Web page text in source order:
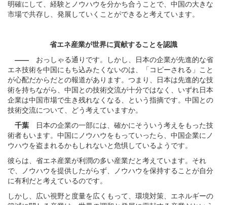
明確にして、経験とノウハウを分かち合うことで、中国の大きな
市場で共存し、発展していくことができると考えています。
省エネ産業が世界に貢献することを認識
―― おっしゃる通りです。しかし、日本の企業が先進的な省
エネ技術を中国にもち込みたくないのは、「コピーされる」こと
が心配だからだとの報道があります。つまり、日本は先進的な技
術を持ちながら、中国との技術交流が十分ではなく、いずれ日本
企業は中国市場で生き残れなくなる、という指摘です。中国との
技術交流について、どう考えていますか。
千葉 日本の企業の一部には、確かにそういう考えをもった技
術者もいます。中国にノウハウをもっていったら、中国企業にノ
ウハウを盗まれるかもしれないと危惧しているようです。
彼らは、省エネ産業が利潤の多い産業だと考えています。それ
で、ノウハウを提供したがらず、ノウハウを保持することが自分
に有利だと考えているのです。
しかし、広い視野と度量を広くもって、環境対策、エネルギーの